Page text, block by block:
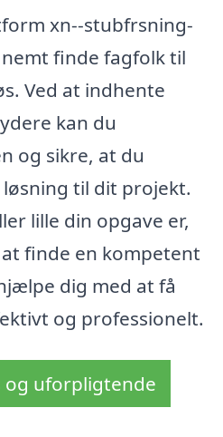
xn--stubfrsning-
finde fagfolk til
Ved at indhente
kan du
og sikre, at du
til dit projekt.
lille din opgave er,
finde en kompetent
dig med at få
og professionelt.
og uforpligtende